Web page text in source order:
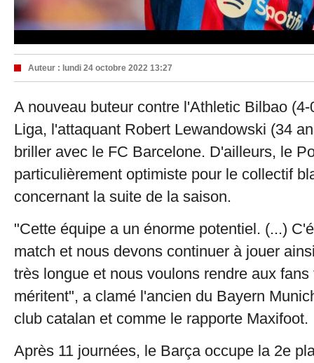
Auteur : lundi 24 octobre 2022 13:27
A nouveau buteur contre l'Athletic Bilbao
Liga, l'attaquant Robert Lewandowski (34
briller avec le FC Barcelone. D'ailleurs, le
particulièrement optimiste pour le collectif
concernant la suite de la saison.
"Cette équipe a un énorme potentiel. (...)
match et nous devons continuer à jouer
très longue et nous voulons rendre aux
méritent", a clamé l'ancien du Bayern
club catalan et comme le rapporte Maxifoot.
Après 11 journées, le Barça occupe la 2e